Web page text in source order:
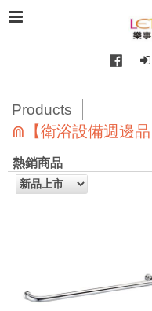
Products
⋒【衛浴設備週邊品
熱銷商品